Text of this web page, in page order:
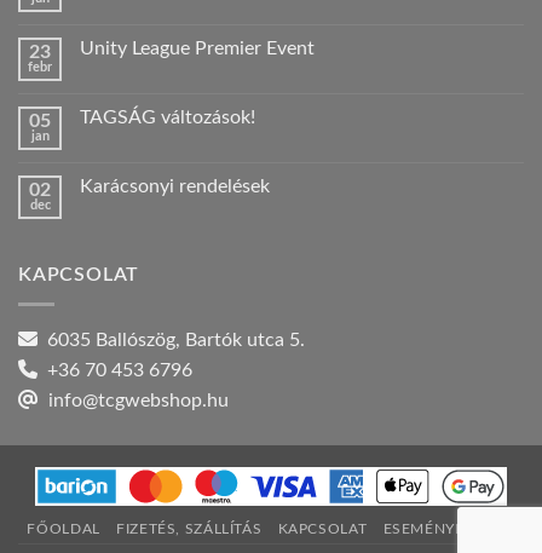
Nyári
23
febr
Unity League Premier Event
Unity
bejegyzéshez
05
jan
TAGSÁG változások!
TAGSÁG
02
dec
Karácsonyi rendelések
rendelések
KAPCSOLAT
6035 Ballószög, Bartók utca 5.
+36 70 453 6796
info@tcgwebshop.hu
FŐOLDAL FIZETÉS, SZÁLLÍTÁS KAPCSOLAT ESEMÉNYNAPTÁR